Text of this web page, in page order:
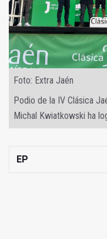
Foto: Extra Jaén
Podio de la IV Clásica
Michal Kwiatkowski ha
EP